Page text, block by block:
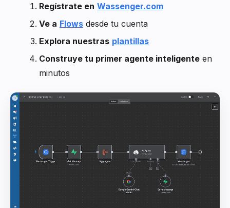
Regístrate en Wassenger.com
Ve a Flows desde tu cuenta
Explora nuestras plantillas
Construye tu primer agente inteligente en
minutos